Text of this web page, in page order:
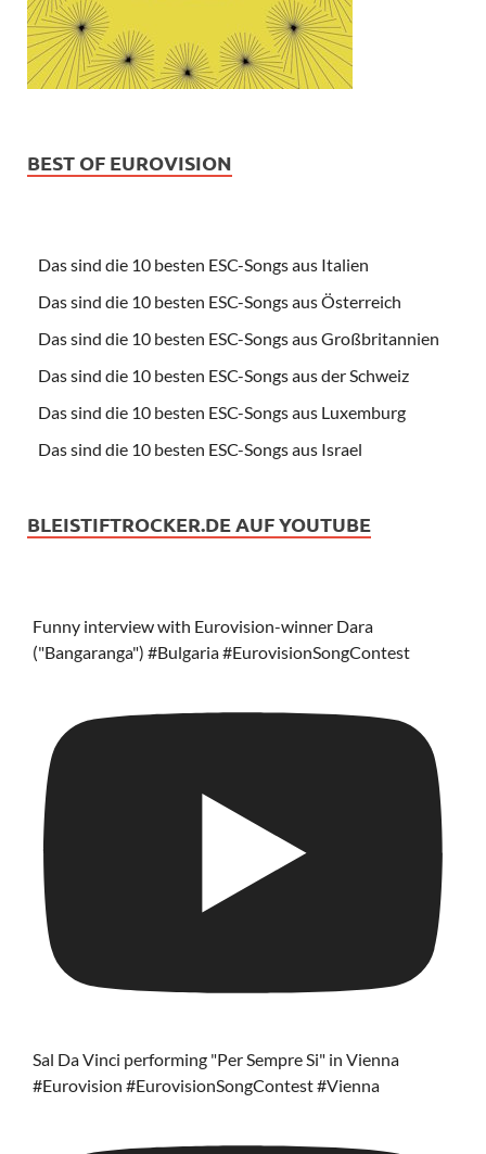
BEST OF EUROVISION
Das sind die 10 besten ESC-Songs aus Italien
Das sind die 10 besten ESC-Songs aus Österreich
Das sind die 10 besten ESC-Songs aus Großbritannien
Das sind die 10 besten ESC-Songs aus der Schweiz
Das sind die 10 besten ESC-Songs aus Luxemburg
Das sind die 10 besten ESC-Songs aus Israel
BLEISTIFTROCKER.DE AUF YOUTUBE
Funny interview with Eurovision-winner Dara
("Bangaranga") #Bulgaria #EurovisionSongContest
Sal Da Vinci performing "Per Sempre Si" in Vienna
#Eurovision #EurovisionSongContest #Vienna